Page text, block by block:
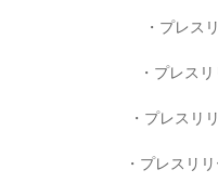
プレス
プレス
プレスリ
プレスリ